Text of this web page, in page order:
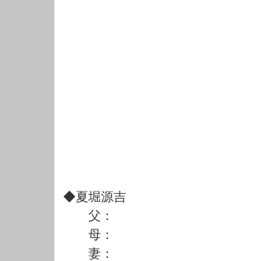
◆夏堀源吉
父：
母：
妻：